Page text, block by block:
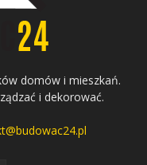
domów i mieszkań.
i dekorować.